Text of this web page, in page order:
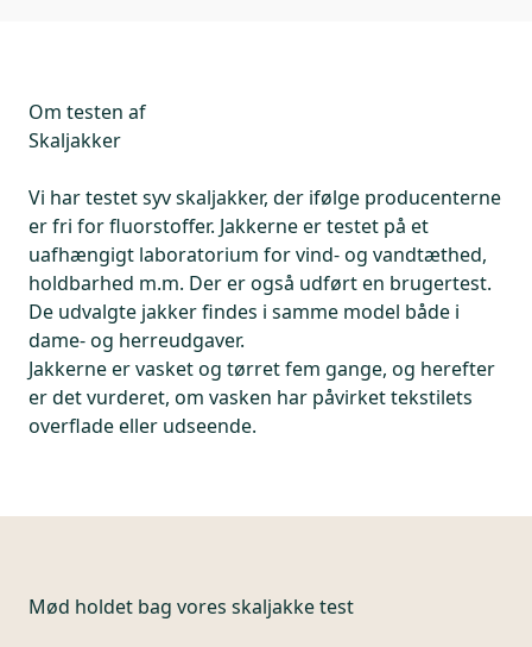
Om testen af
Skaljakker
Vi har testet syv skaljakker, der ifølge producenterne
er fri for fluorstoffer. Jakkerne er testet på et
uafhængigt laboratorium for vind- og vandtæthed,
holdbarhed m.m. Der er også udført en brugertest.
De udvalgte jakker findes i samme model både i
dame- og herreudgaver.
Jakkerne er vasket og tørret fem gange, og herefter
er det vurderet, om vasken har påvirket tekstilets
overflade eller udseende.
Mød holdet bag vores skaljakke test